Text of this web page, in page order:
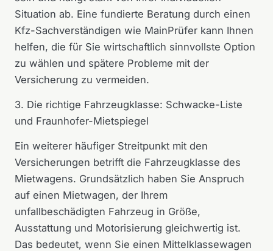
Situation ab. Eine fundierte Beratung durch einen
Kfz-Sachverständigen wie MainPrüfer kann Ihnen
helfen, die für Sie wirtschaftlich sinnvollste Option
zu wählen und spätere Probleme mit der
Versicherung zu vermeiden.
3. Die richtige Fahrzeugklasse: Schwacke-Liste
und Fraunhofer-Mietspiegel
Ein weiterer häufiger Streitpunkt mit den
Versicherungen betrifft die Fahrzeugklasse des
Mietwagens. Grundsätzlich haben Sie Anspruch
auf einen Mietwagen, der Ihrem
unfallbeschädigten Fahrzeug in Größe,
Ausstattung und Motorisierung gleichwertig ist.
Das bedeutet, wenn Sie einen Mittelklassewagen